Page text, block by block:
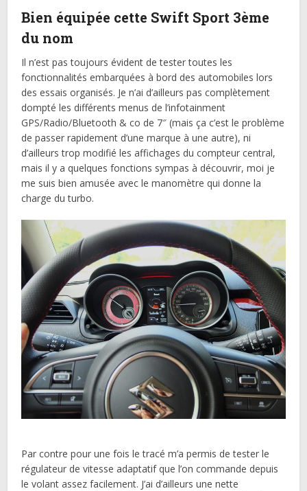
Bien équipée cette Swift Sport 3ème
du nom
Il n’est pas toujours évident de tester toutes les
fonctionnalités embarquées à bord des automobiles lors
des essais organisés. Je n’ai d’ailleurs pas complètement
dompté les différents menus de l’infotainment
GPS/Radio/Bluetooth & co de 7″ (mais ça c’est le problème
de passer rapidement d’une marque à une autre), ni
d’ailleurs trop modifié les affichages du compteur central,
mais il y a quelques fonctions sympas à découvrir, moi je
me suis bien amusée avec le manomètre qui donne la
charge du turbo.
Par contre pour une fois le tracé m’a permis de tester le
régulateur de vitesse adaptatif que l’on commande depuis
le volant assez facilement. J’ai d’ailleurs une nette